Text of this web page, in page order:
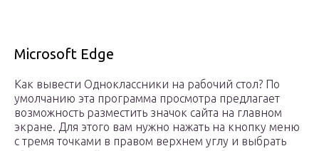
Microsoft Edge
Как вывести Одноклассники на рабочий стол? По
умолчанию эта программа просмотра предлагает
возможность разместить значок сайта на главном
экране. Для этого вам нужно нажать на кнопку меню
с тремя точками в правом верхнем углу и выбрать